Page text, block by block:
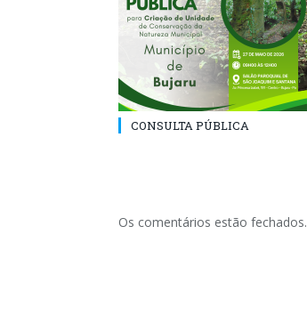
CONSULTA PÚBLICA
Os comentários estão fechados.